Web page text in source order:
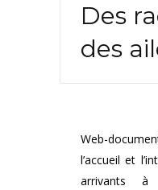
Des
des
Web-
l’accueil et
arrivants à